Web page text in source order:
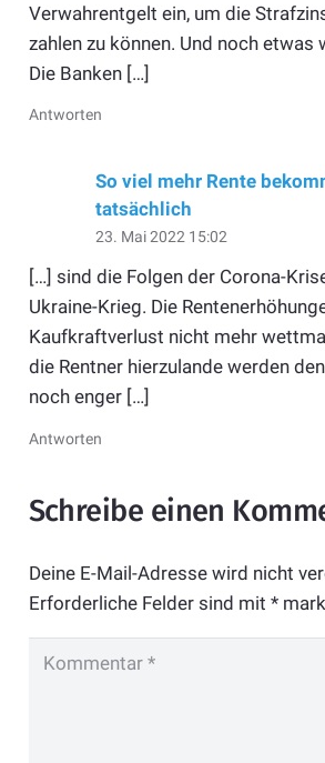
Verwahrentgelt ein, um die
zahlen zu können. Und noch etwas
Die Banken […]
Antworten
So viel mehr Rente
tatsächlich
23. Mai 2022 15:02
[…] sind die Folgen der Corona-
Ukraine-Krieg. Die
Kaufkraftverlust nicht mehr
die Rentner hierzulande werden
noch enger […]
Antworten
Schreibe einen
Deine E-Mail-Adresse wird nicht
Erforderliche Felder sind mit *